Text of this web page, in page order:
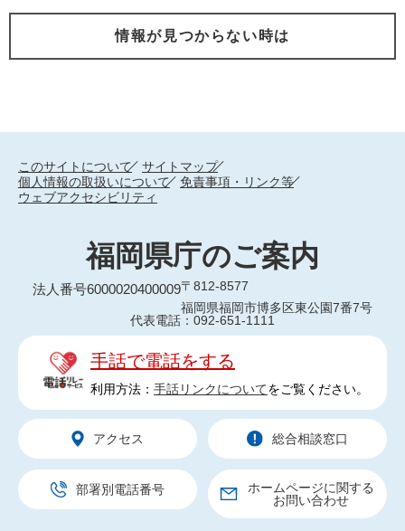
情報が見つからない時は
このサイトについて
サイトマップ
個人情報の取扱いについて
免責事項・リンク等
ウェブアクセシビリティ
福岡県庁のご案内
法人番号6000020400009〒812-8577
福岡県福岡市博多区東公園7番7号
代表電話：092-651-1111
手話で電話をする
利用方法： 手話リンクについてをご覧ください。
アクセス 総合相談窓口
部署別電話番号
ホームページに関する
お問い合わせ